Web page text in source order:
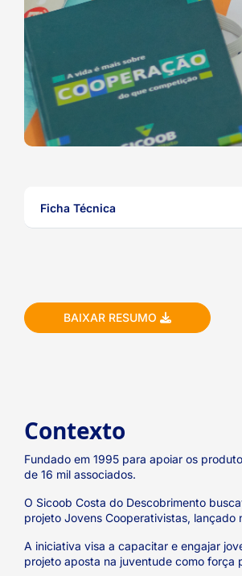
Ficha Técnica
BAIXAR RESUMO
Contexto
Fundado em 1995 para apoiar os
de 16 mil associados.
O Sicoob Costa do Descobrimento
projeto Jovens Cooperativistas, lançado
A iniciativa visa a capacitar e engajar
projeto aposta na juventude como